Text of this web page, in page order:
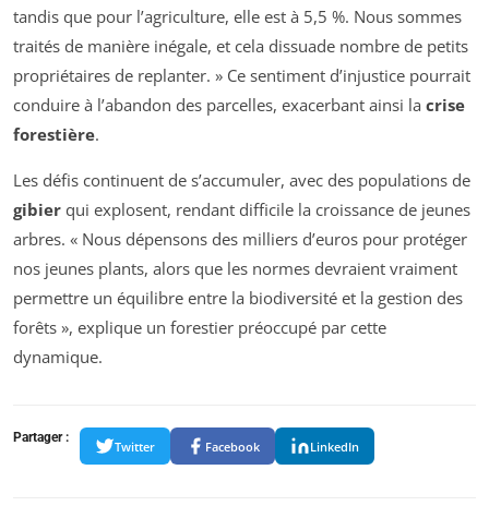
tandis que pour l’agriculture, elle est à 5,5 %. Nous sommes
traités de manière inégale, et cela dissuade nombre de petits
propriétaires de replanter. » Ce sentiment d’injustice pourrait
conduire à l’abandon des parcelles, exacerbant ainsi la crise
forestière.
Les défis continuent de s’accumuler, avec des populations de
gibier qui explosent, rendant difficile la croissance de jeunes
arbres. « Nous dépensons des milliers d’euros pour protéger
nos jeunes plants, alors que les normes devraient vraiment
permettre un équilibre entre la biodiversité et la gestion des
forêts », explique un forestier préoccupé par cette
dynamique.
Partager :
Twitter Facebook LinkedIn